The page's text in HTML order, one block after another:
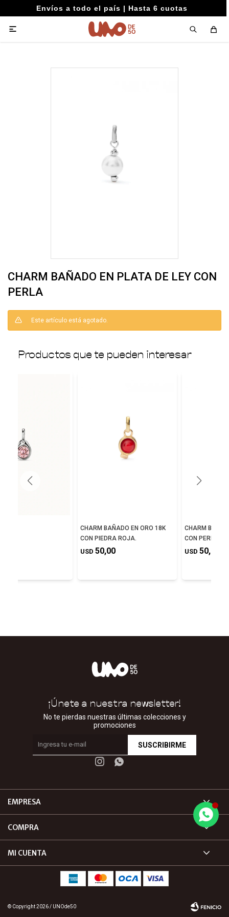
Envíos a todo el país | Hasta 6 cuotas

CHARM BAÑADO EN PLATA DE LEY CON
PERLA
Este artículo está agotado.
Productos que te pueden interesar
CHARM BAÑADO EN ORO 18K
CON PIEDRA ROJA.
USD 50,00
CHARM
CON PERLA
USD 50,00
EMPRESA
COMPRA
MI CUENTA
¡Únete a nuestra newsletter!
No te pierdas nuestras últimas colecciones y
promociones
SUSCRIBIRME
 
© Copyright 2026 / UNOde50